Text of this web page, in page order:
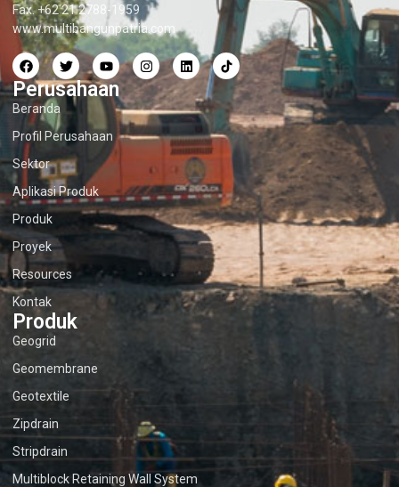
Fax. +62 21 2788-1959
www.multibangunpatria.com
Perusahaan
Beranda
Profil Perusahaan
Sektor
Aplikasi Produk
Produk
Proyek
Resources
Kontak
Produk
Geogrid
Geomembrane
Geotextile
Zipdrain
Stripdrain
Multiblock Retaining Wall System